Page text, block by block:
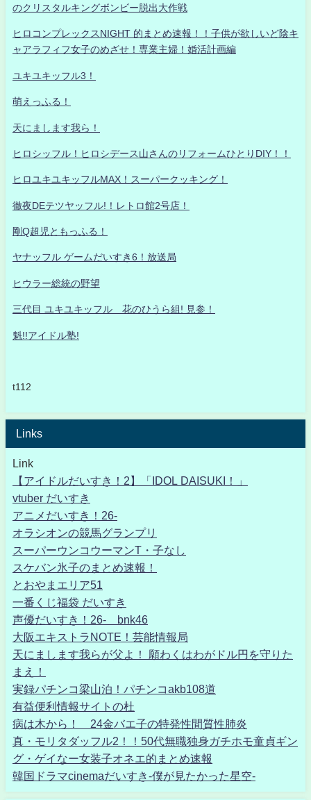
のクリスタルキングボンビー脱出大作戦
ヒロコンプレックスNIGHT 的まとめ速報！！子供が欲しいど陰キ
ャアラフィフ女子のめざせ！専業主婦！婚活計画編
ユキユキッフル3！
萌えっふる！
天にまします我ら！
ヒロシッフル！ヒロシデース山さんのリフォームひとりDIY！！
ヒロユキユキッフルMAX！スーパークッキング！
徹夜DEテツヤッフル!！レトロ館2号店！
剛Q超児ともっふる！
ヤナッフル ゲームだいすき6！放送局
ヒウラー総統の野望
三代目 ユキユキッフル 花のひうら組! 見参！
魁!!アイドル塾!
t112
Links
Link
【アイドルだいすき！2】「IDOL DAISUKI！」
vtuber だいすき
アニメだいすき！26-
オラシオンの競馬グランプリ
スーパーウンコウーマンT・子なし
スケバン氷子のまとめ速報！
とおやまエリア51
一番くじ福袋 だいすき
声優だいすき！26- bnk46
大阪エキストラNOTE！芸能情報局
天にまします我らが父よ！ 願わくはわがドル円を守りた
まえ！
実録パチンコ梁山泊！パチンコakb108道
有益便利情報サイトの杜
病は木から！ 24金バエ子の特発性間質性肺炎
真・モリタダッフル2！！50代無職独身ガチホモ童貞ギン
グ・ゲイなー女装子オネエ的まとめ速報
韓国ドラマcinemaだいすき-僕が見たかった星空-